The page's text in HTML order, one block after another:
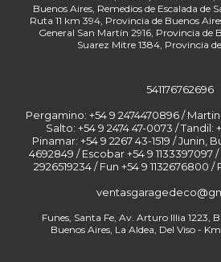
541176762696
Pergamino: +54 9 2474470896 /
Salto: +54 9 2474 47-0073 / Tandil:
Pinamar: +54 9 2267 43-1519 / Junin,
4692849 / Escobar +54 9 1133397097
2926519234 / Fun